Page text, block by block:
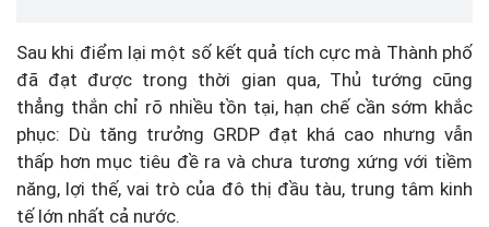
Sau khi điểm lại một số kết quả tích cực mà Thành phố
đã đạt được trong thời gian qua, Thủ tướng cũng
thẳng thắn chỉ rõ nhiều tồn tại, hạn chế cần sớm khắc
phục: Dù tăng trưởng GRDP đạt khá cao nhưng vẫn
thấp hơn mục tiêu đề ra và chưa tương xứng với tiềm
năng, lợi thế, vai trò của đô thị đầu tàu, trung tâm kinh
tế lớn nhất cả nước.